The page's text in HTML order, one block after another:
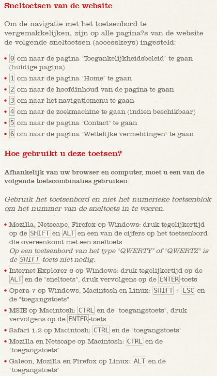
Sneltoetsen van de website
Om de navigatie met het toetsenbord te
vergemakkelijken, zijn op alle pagina?s van de website
de volgende sneltoetsen (accesskeys) ingesteld:
0 om naar de pagina "Toegankelijkheidsbeleid" te gaan
(huidige pagina)
1 om naar de pagina "Home" te gaan
2 om naar de hoofdinhoud van de pagina te gaan
3 om naar het navigatiemenu te gaan
4 om naar de zoekmachine te gaan (indien beschikbaar)
5 om naar de pagina "Contact" te gaan
6 om naar de pagina "Wettelijke vermeldingen" te gaan
Hoe gebruikt u deze toetsen?
Afhankelijk van uw browser en computer, moet u een van de
volgende toetscombinaties gebruiken:
Gebruik het toetsenbord en niet het numerieke toetsenblok
om het nummer van de sneltoets in te voeren.
Mozilla, Netscape, Firefox op Windows: druk tegelijkertijd
op de SHIFT en ALT en een van de cijfers op het toetsenbord
die overeenkomt met een sneltoets
Op een toetsenbord van het type "QWERTY" of "QWERTZ" is
de SHIFT-toets niet nodig.
Internet Explorer 6 op Windows: druk tegelijkertijd op de
ALT en de "sneltoets", druk vervolgens op de ENTER-toets
Opera 7 op Windows, Macintosh en Linux: SHIFT + ESC en
de "toegangstoets"
MSIE op Macintosh: CTRL
en de "toegangstoets", druk
vervolgens op de ENTER-toets
Safari 1.2 op Macintosh: CTRL
en de "toegangstoets"
Mozilla en Netscape op Macintosh: CTRL
en de
"toegangstoets"
Galeon, Mozilla en Firefox op Linux: ALT en de
"toegangstoets"